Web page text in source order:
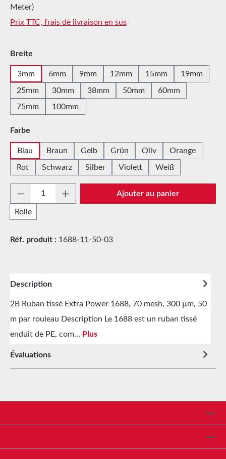
Meter)
Prix TTC, frais de livraison en sus
Sélectionnez
Breite
3mm 6mm 9mm 12mm 15mm 19mm
25mm 30mm 38mm 50mm
60mm
75mm
100mm
Sélectionnez
Farbe
Blau Braun Gelb Grün Oliv Orange
Rot Schwarz Silber Violett Weiß
Quantité de produit : Entrez la quantité
Rolle
Ajouter au panier
Réf. produit : 1688-11-50-03
Description
2B Ruban tissé Extra Power 1688, 70 mesh, 300 µm, 50
m par rouleau Description Le 1688 est un ruban tissé
enduit de PE, com… Plus
Évaluations